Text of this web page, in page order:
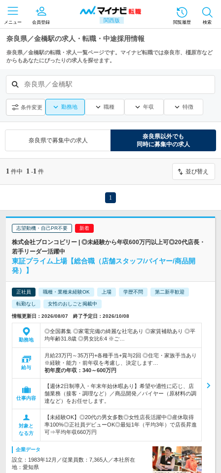
関西版
メニュー 会員登録 閲覧履歴 検索
奈良県／金橋駅の求人・転職・中途採用情報
奈良県／金橋駅の転職・求人一覧ページです。マイナビ転職では奈良市、橿原市など
からもあなたにぴったりの求人を探せます。
奈良県／金橋駅
条件変更 勤務地 職種 年収 特徴
奈良県で募集中の求人
奈良県以外でも
同時に募集中の求人
1 件中 1 -1 件 並び替え
1
志望動機・自己PR不要
株式会社ブロンコビリー | ◎未経験から年収600万円以上可◎20代店長・
若手リーダー活躍中
東証プライム上場【総合職（店舗スタッフ/バイヤー/商品開
発）】
正社員 職種・業種未経験OK 上場 学歴不問 第二新卒歓迎
転勤なし 女性のおしごと掲載中
情報更新日：2026/08/07 終了予定日：2026/10/08
勤務地
◎全国募集 ◎家電完備の綺麗な社宅あり ◎家賃補助あり ◎平
均年齢31.8歳 ◎男女比6:4 ※ご…
給与
月給23万円～35万円+各種手当+賞与2回 ◎住宅・家族手当あり
※経験・能力・前年収を考慮し、決定します…
初年度の年収： 340～600万円
仕事内容
【週休2日制導入・年末年始休暇あり】希望や適性に応じ、店
舗業務（接客・調理など）／商品開発／バイヤー（原材料の調
達など）をお任せします。
対象と
なる方
【未経験OK】◎20代の男女多数◎女性店長活躍中◎産休取得
率100%◎正社員デビューOK◎最短1年（平均3年）で店長昇進
可⇒平均年収660万円
企業データ
設立：1983年12月／従業員数：7,365人／本社所在
地：愛知県